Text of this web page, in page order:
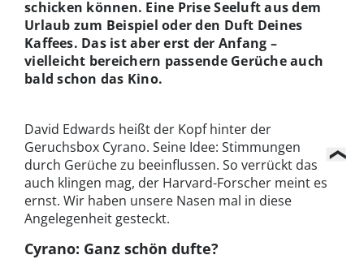
schicken können. Eine Prise Seeluft aus dem
Urlaub zum Beispiel oder den Duft Deines
Kaffees. Das ist aber erst der Anfang –
vielleicht bereichern passende Gerüche auch
bald schon das Kino.
David Edwards heißt der Kopf hinter der
Geruchsbox Cyrano. Seine Idee: Stimmungen
durch Gerüche zu beeinflussen. So verrückt das
auch klingen mag, der Harvard-Forscher meint es
ernst. Wir haben unsere Nasen mal in diese
Angelegenheit gesteckt.
Cyrano: Ganz schön dufte?